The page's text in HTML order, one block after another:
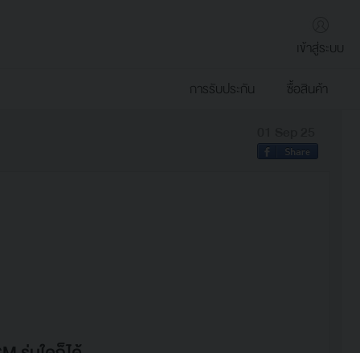
เข้าสู่ระบบ
การรับประกัน
ซื้อสินค้า